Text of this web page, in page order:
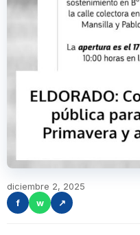
diciembre 2, 2025
f
w ↗